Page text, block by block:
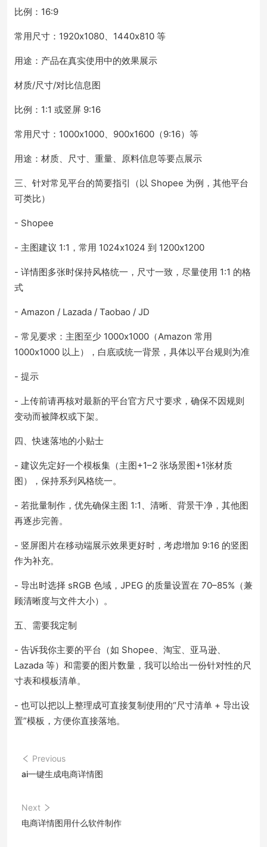
比例：16:9
常用尺寸：1920x1080、1440x810 等
用途：产品在真实使用中的效果展示
材质/尺寸/对比信息图
比例：1:1 或竖屏 9:16
常用尺寸：1000x1000、900x1600（9:16）等
用途：材质、尺寸、重量、原料信息等要点展示
三、针对常见平台的简要指引（以 Shopee 为例，其他平台
可类比）
- Shopee
- 主图建议 1:1，常用 1024x1024 到 1200x1200
- 详情图多张时保持风格统一，尺寸一致，尽量使用 1:1 的格
式
- Amazon / Lazada / Taobao / JD
- 常见要求：主图至少 1000x1000（Amazon 常用
1000x1000 以上），白底或统一背景，具体以平台规则为准
- 提示
- 上传前请再核对最新的平台官方尺寸要求，确保不因规则
变动而被降权或下架。
四、快速落地的小贴士
- 建议先定好一个模板集（主图+1–2 张场景图+1张材质
图），保持系列风格统一。
- 若批量制作，优先确保主图 1:1、清晰、背景干净，其他图
再逐步完善。
- 竖屏图片在移动端展示效果更好时，考虑增加 9:16 的竖图
作为补充。
- 导出时选择 sRGB 色域，JPEG 的质量设置在 70–85%（兼
顾清晰度与文件大小）。
五、需要我定制
- 告诉我你主要的平台（如 Shopee、淘宝、亚马逊、
Lazada 等）和需要的图片数量，我可以给出一份针对性的尺
寸表和模板清单。
- 也可以把以上整理成可直接复制使用的“尺寸清单 + 导出设
置”模板，方便你直接落地。
Previous
ai一键生成电商详情图
Next
电商详情图用什么软件制作